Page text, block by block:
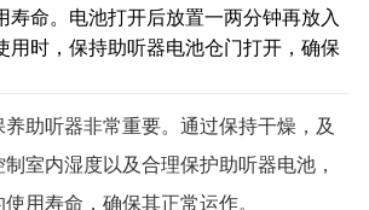
寿命。电池打开后放置一两分钟再放入
用时，保持助听器电池仓门打开，确保
助听器非常重要。通过保持干燥，及
室内湿度以及合理保护助听器电池，
用寿命，确保其正常运作。